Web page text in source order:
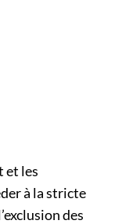
et les
à la stricte
des